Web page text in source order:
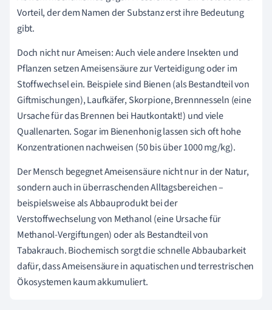
Vorteil, der dem Namen der Substanz erst ihre Bedeutung
gibt.
Doch nicht nur Ameisen: Auch viele andere Insekten und
Pflanzen setzen Ameisensäure zur Verteidigung oder im
Stoffwechsel ein. Beispiele sind Bienen (als Bestandteil von
Giftmischungen), Laufkäfer, Skorpione, Brennnesseln (eine
Ursache für das Brennen bei Hautkontakt!) und viele
Quallenarten. Sogar im Bienenhonig lassen sich oft hohe
Konzentrationen nachweisen (50 bis über 1000 mg/kg).
Der Mensch begegnet Ameisensäure nicht nur in der Natur,
sondern auch in überraschenden Alltagsbereichen –
beispielsweise als Abbauprodukt bei der
Verstoffwechselung von Methanol (eine Ursache für
Methanol-Vergiftungen) oder als Bestandteil von
Tabakrauch. Biochemisch sorgt die schnelle Abbaubarkeit
dafür, dass Ameisensäure in aquatischen und terrestrischen
Ökosystemen kaum akkumuliert.